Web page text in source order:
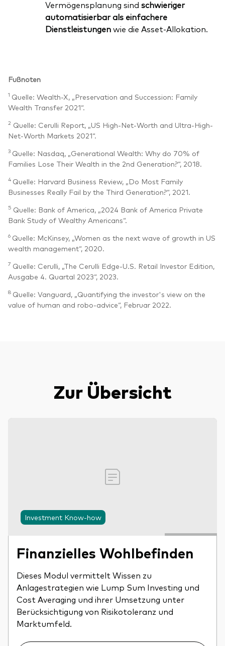
Vermögensplanung sind schwieriger
automatisierbar als einfachere
Dienstleistungenwie die Asset-Allokation.
Fußnoten
1 Quelle: Wealth-X, „Preservation and Succession: Family
Wealth Transfer 2021“.
2 Quelle: Cerulli Report, „US High-Net-Worth and Ultra-High-
Net-Worth Markets 2021“.
3 Quelle: Nasdaq, „Generational Wealth: Why do 70% of
Families Lose Their Wealth in the 2nd Generation?“, 2018.
4 Quelle: Harvard Business Review, „Do Most Family
Businesses Really Fail by the Third Generation?“, 2021.
5 Quelle: Bank of America, „2024 Bank of America Private
Bank Study of Wealthy Americans“.
6 Quelle: McKinsey, „Women as the next wave of growth in US
wealth management“, 2020.
7 Quelle: Cerulli, „The Cerulli Edge-U.S. Retail Investor Edition,
Ausgabe 4. Quartal 2023“, 2023.
8 Quelle: Vanguard, „Quantifying the investor's view on the
value of human and robo-advice“, Februar 2022.
Zur Übersicht
Investment Know-how
Finanzielles Wohlbefinden
Dieses Modul vermittelt Wissen zu
Anlagestrategien wie Lump Sum Investing und
Cost Averaging und ihrer Umsetzung unter
Berücksichtigung von Risikotoleranz und
Marktumfeld.